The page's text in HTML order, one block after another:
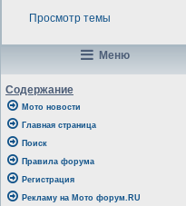
Просмотр темы
Меню
Содержание
Мото новости
Главная страница
Поиск
Правила форума
Регистрация
Рекламу на Мото форум.RU